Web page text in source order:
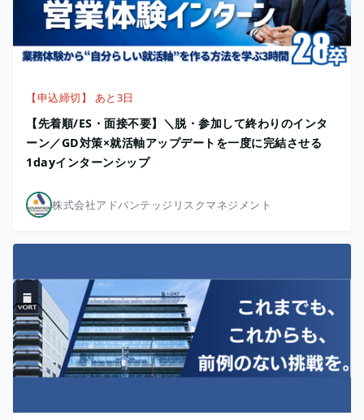
【申込締切】 あと3日
【先着順/ES・面接不要】＼脱・参加して終わりのインタ
ーン／GD対策×就活軸アップデートを一度に完結させる
1dayインターンシップ
株式会社アドバンテッジリスクマネジメント